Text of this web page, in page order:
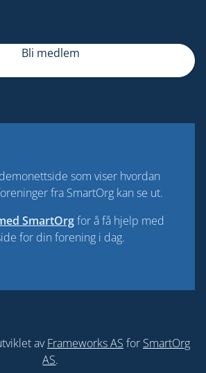
Bli medlem
som viser hvordan
fra SmartOrg kan se ut.
SmartOrgfor å få hjelp med
for din forening i dag.
avFrameworks AS for SmartOrg
AS.